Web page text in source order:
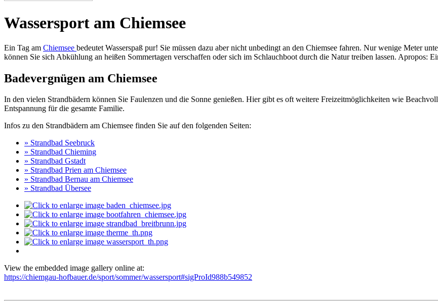
Wassersport am Chiemsee
Ein Tag am Chiemsee bedeutet Wasserspaß pur! Sie müssen dazu aber nicht unbedingt an den Chiemsee fahren. Nur wenige Meter
können Sie sich Abkühlung an heißen Sommertagen verschaffen oder sich im Schlauchboot durch die Natur treiben lassen. Apropos:
Badevergnügen am Chiemsee
In den vielen Strandbädern können Sie Faulenzen und die Sonne genießen. Hier gibt es oft weitere Freizeitmöglichkeiten wie
Entspannung für die gesamte Familie.
Infos zu den Strandbädern am Chiemsee finden Sie auf den folgenden Seiten:
» Strandbad Seebruck
» Strandbad Chieming
» Strandbad Gstadt
» Strandbad Prien am Chiemsee
» Strandbad Bernau am Chiemsee
» Strandbad Übersee
View the embedded image gallery online at:
https://chiemgau-hofbauer.de/sport/sommer/wassersport#sigProId988b549852